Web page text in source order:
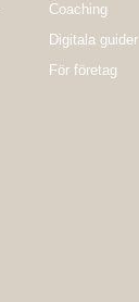
Coaching
Digitala guider
För företag